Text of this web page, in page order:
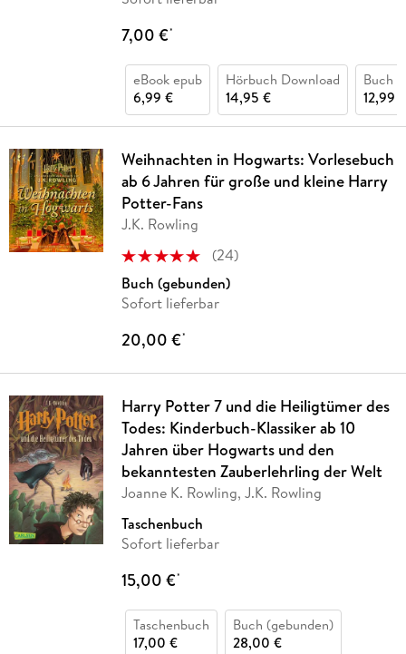
7,00 €*
eBook epub
6,99 €
Hörbuch Download
14,95 €
Buch
12,99 €
Weihnachten in Hogwarts: Vorlesebuch
ab 6 Jahren für große und kleine Harry
Potter-Fans
J.K. Rowling
(24)
Buch (gebunden)
Sofort lieferbar
20,00 €*
Harry Potter 7 und die Heiligtümer des
Todes: Kinderbuch-Klassiker ab 10
Jahren über Hogwarts und den
bekanntesten Zauberlehrling der Welt
Joanne K. Rowling, J.K. Rowling
Taschenbuch
Sofort lieferbar
15,00 €*
Taschenbuch
17,00 €
Buch (gebunden)
28,00 €